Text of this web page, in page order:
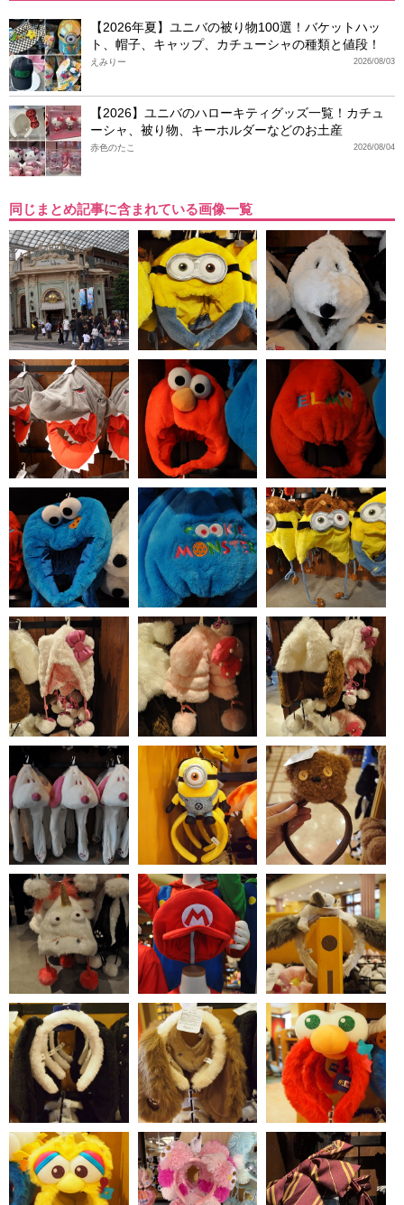
【2026年夏】ユニバの被り物100選！バケットハッ
ト、帽子、キャップ、カチューシャの種類と値段！
2026/08/03
えみりー
【2026】ユニバのハローキティグッズ一覧！カチュ
ーシャ、被り物、キーホルダーなどのお土産
2026/08/04
赤色のたこ
同じまとめ記事に含まれている画像一覧